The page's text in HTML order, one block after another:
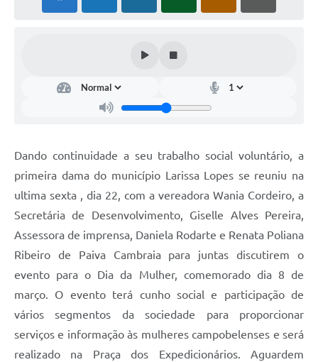
Dando continuidade a seu trabalho social voluntário, a
primeira dama do município Larissa Lopes se reuniu na
ultima sexta , dia 22, com a vereadora Wania Cordeiro, a
Secretária de Desenvolvimento, Giselle Alves Pereira,
Assessora de imprensa, Daniela Rodarte e Renata Poliana
Ribeiro de Paiva Cambraia para juntas discutirem o
evento para o Dia da Mulher, comemorado dia 8 de
março. O evento terá cunho social e participação de
vários segmentos da sociedade para proporcionar
serviços e informação às mulheres campobelenses e será
realizado na Praça dos Expedicionários. Aguardem